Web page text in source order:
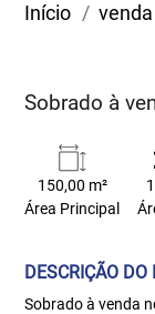
Início venda
Sobrado à
150,00 m²
Área Principal
DESCRIÇÃO DO
Sobrado à venda